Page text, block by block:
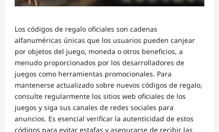
Los códigos de regalo oficiales son cadenas
alfanuméricas únicas que los usuarios pueden canjear
por objetos del juego, moneda o otros beneficios, a
menudo proporcionados por los desarrolladores de
juegos como herramientas promocionales. Para
mantenerse actualizado sobre nuevos códigos de regalo,
consulte regularmente los sitios web oficiales de los
juegos y siga sus canales de redes sociales para
anuncios. Es esencial verificar la autenticidad de estos
códigos para evitar estafas y asegurarse de recibir las